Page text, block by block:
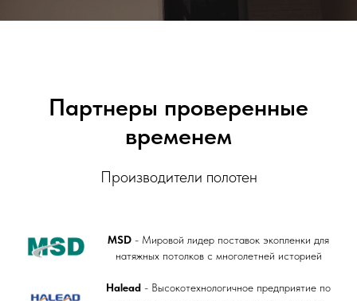
Партнеры проверенные
временем
Производители полотен
MSD - Мировой лидер поставок экопленки для
натяжных потолков с многолетней историей
Halead - Высокотехнологичное предприятие по